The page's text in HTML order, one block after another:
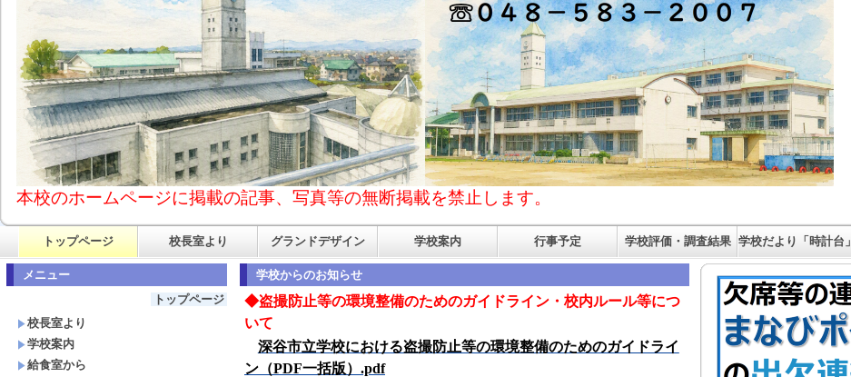
本校のホームページに掲載の記事、写真等の無断掲載を禁止します。
トップページ 校長室より グランドデザイン 学校案内 行事予定 学校評価・調査結果 学校だより「時計台」
メニュー
トップページ
校長室より
学校案内
給食室から
学校からのお知らせ
◆盗撮防止等の環境整備のためのガイドライン・校内ルール等につ
いて
深谷市立学校における盗撮防止等の環境整備のためのガイドライ
ン（PDF一括版）.pdf